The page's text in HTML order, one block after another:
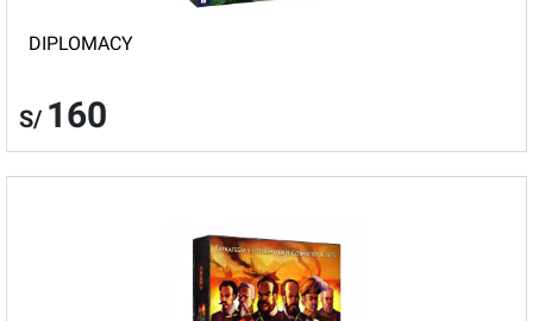
DIPLOMACY
S/ 160